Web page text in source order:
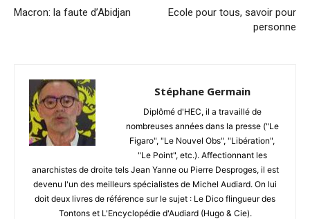
Macron: la faute d’Abidjan
Ecole pour tous, savoir pour
personne
Stéphane Germain
Diplômé d'HEC, il a travaillé de
nombreuses années dans la presse ("Le
Figaro", "Le Nouvel Obs", "Libération",
"Le Point", etc.). Affectionnant les
anarchistes de droite tels Jean Yanne ou Pierre Desproges, il est
devenu l'un des meilleurs spécialistes de Michel Audiard. On lui
doit deux livres de référence sur le sujet : Le Dico flingueur des
Tontons et L'Encyclopédie d'Audiard (Hugo & Cie).